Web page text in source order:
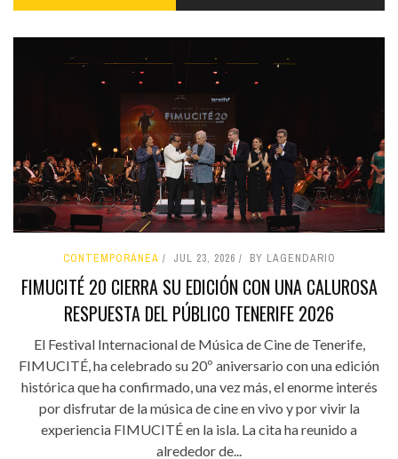
CONTEMPORÁNEA JUL 23, 2026 BY LAGENDARIO
FIMUCITÉ 20 CIERRA SU EDICIÓN CON UNA CALUROSA
RESPUESTA DEL PÚBLICO TENERIFE 2026
El Festival Internacional de Música de Cine de Tenerife,
FIMUCITÉ, ha celebrado su 20º aniversario con una edición
histórica que ha confirmado, una vez más, el enorme interés
por disfrutar de la música de cine en vivo y por vivir la
experiencia FIMUCITÉ en la isla. La cita ha reunido a
alrededor de...